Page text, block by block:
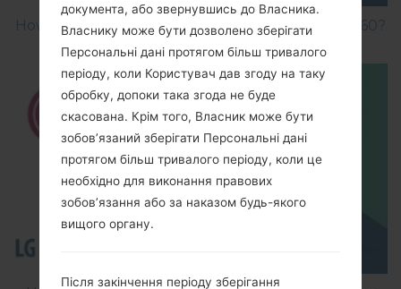
How to Factory Reset through menu on LG GB160?
документа, або звернувшись до Власника.
Власнику може бути дозволено зберігати
Персональні дані протягом більш тривалого
періоду, коли Користувач дав згоду на таку
обробку, допоки така згода не буде
скасована. Крім того, Власник може бути
зобов’язаний зберігати Персональні дані
протягом більш тривалого періоду, коли це
необхідно для виконання правових
зобов’язання або за наказом будь-якого
вищого органу.
Після закінчення періоду зберігання